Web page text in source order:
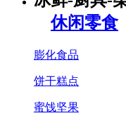
休闲零食
膨化食品
饼干糕点
蜜饯坚果